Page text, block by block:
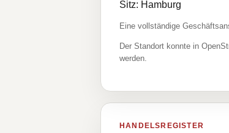
Sitz: Hamburg
Eine vollständige
Der Standort konnte in
werden.
HANDELSREGISTER